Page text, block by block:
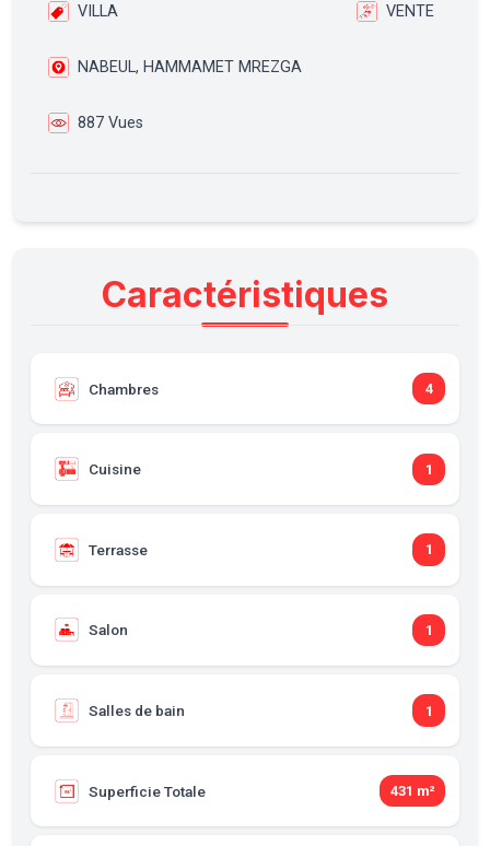
VILLA VENTE
NABEUL, HAMMAMET MREZGA
887 Vues
Caractéristiques
Chambres 4
Cuisine 1
Terrasse 1
Salon 1
Salles de bain 1
Superficie Totale 431 m²